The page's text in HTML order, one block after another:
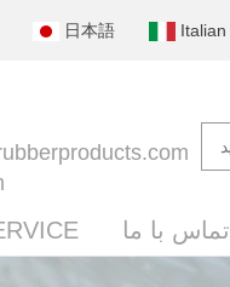
日本語 Italian
تماس با ما